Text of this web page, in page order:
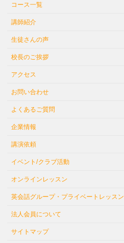
コース一覧
講師紹介
生徒さんの声
校長のご挨拶
アクセス
お問い合わせ
よくあるご質問
企業情報
講演依頼
イベント/クラブ活動
オンラインレッスン
英会話グループ・プライベートレッスン
法人会員について
サイトマップ